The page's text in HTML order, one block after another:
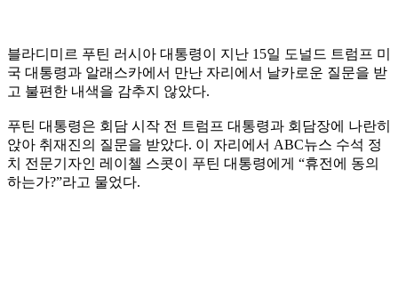
블라디미르 푸틴 러시아 대통령이 지난 15일 도널드 트럼프 미
국 대통령과 알래스카에서 만난 자리에서 날카로운 질문을 받
고 불편한 내색을 감추지 않았다.
푸틴 대통령은 회담 시작 전 트럼프 대통령과 회담장에 나란히
앉아 취재진의 질문을 받았다. 이 자리에서 ABC뉴스 수석 정
치 전문기자인 레이첼 스콧이 푸틴 대통령에게 “휴전에 동의
하는가?”라고 물었다.